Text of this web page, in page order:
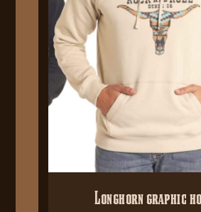
Longhorn graphic